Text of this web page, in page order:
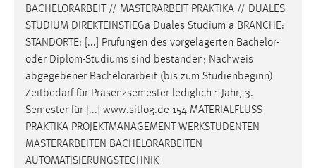
BACHELORARBEIT // MASTERARBEIT PRAKTIKA // DUALES
STUDIUM DIREKTEINSTIEGa Duales Studium a BRANCHE:
STANDORTE: [...] Prüfungen des vorgelagerten Bachelor-
oder Diplom-Studiums sind bestanden; Nachweis
abgegebener Bachelorarbeit (bis zum Studienbeginn)
Zeitbedarf für Präsenzsemester lediglich 1 Jahr, 3.
Semester für [...] www.sitlog.de 154 MATERIALFLUSS
PRAKTIKA PROJEKTMANAGEMENT WERKSTUDENTEN
MASTERARBEITEN BACHELORARBEITEN
AUTOMATISIERUNGSTECHNIK
Funktionen und sind für die einwandfreie Funktion der
Website erforderlich.
Einverständnis
Name:
Zweck:
Dieser Cookie speichert die ausgewählten Einverständnis-
Optionen des Benutzers